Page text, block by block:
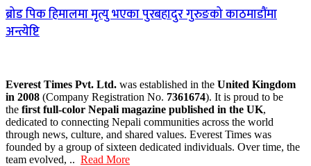
ब्रोड पिक हिमालमा मृत्यु भएका पुरबहादुर गुरुङको काठमाडौंमा
अन्त्येष्टि
Everest Times Pvt. Ltd. was established in the United Kingdom
in 2008 (Company Registration No. 7361674). It is proud to be
the first full-color Nepali magazine published in the UK,
dedicated to connecting Nepali communities across the world
through news, culture, and shared values. Everest Times was
founded by a group of sixteen dedicated individuals. Over time, the
team evolved, .. Read More